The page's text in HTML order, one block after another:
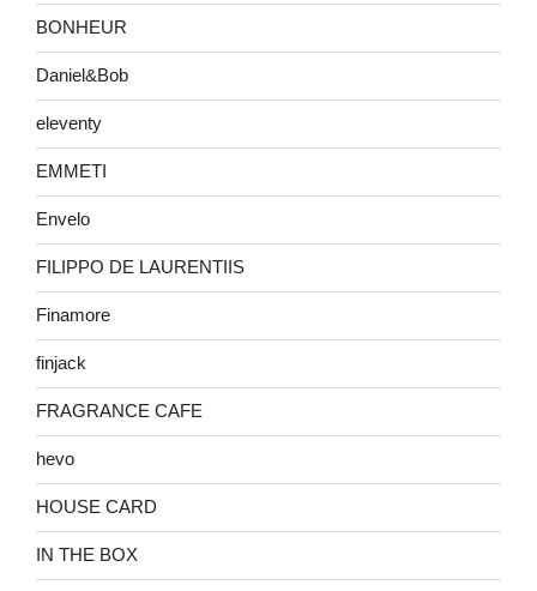
BONHEUR
Daniel&Bob
eleventy
EMMETI
Envelo
FILIPPO DE LAURENTIIS
Finamore
finjack
FRAGRANCE CAFE
hevo
HOUSE CARD
IN THE BOX